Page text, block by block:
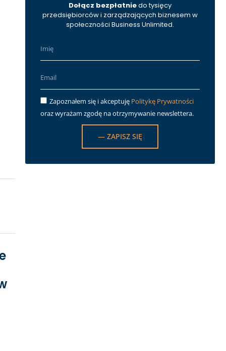
Dołącz bezpłatniedo tysięcy
przedsiębiorców i zarządzających biznesem w
społeczności Business Unlimited.
Zapoznałem się i akceptuję Politykę Prywatności
oraz wyrażam zgodę na otrzymywanie newslettera.
— ZAPISZ SIĘ